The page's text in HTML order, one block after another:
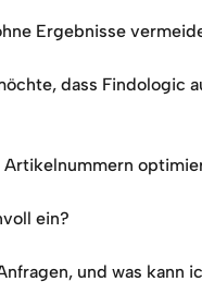
Ergebnisse
dass Findologic
Artikelnummern
ein?
und was kann